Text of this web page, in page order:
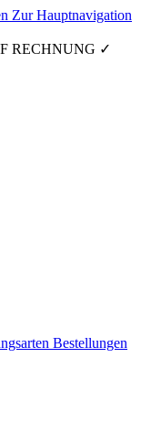
Zur Hauptnavigation
RECHNUNG ✓
Bestellungen